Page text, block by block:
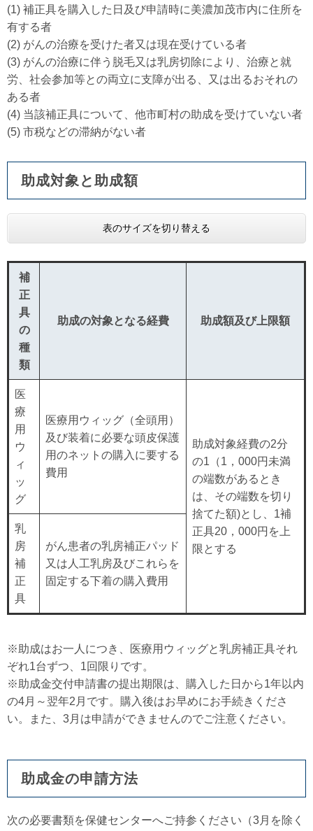
(1) 補正具を購入した日及び申請時に美濃加茂市内に住所を
有する者
(2) がんの治療を受けた者又は現在受けている者
(3) がんの治療に伴う脱毛又は乳房切除により、治療と就
労、社会参加等との両立に支障が出る、又は出るおそれの
ある者
(4) 当該補正具について、他市町村の助成を受けていない者
(5) 市税などの滞納がない者
助成対象と助成額
表のサイズを切り替える
補
正
具
の
種
類
助成の対象となる経費 助成額及び上限額
医
療
用
ウ
ィ
ッ
グ
医療用ウィッグ（全頭用）
及び装着に必要な頭皮保護
用のネットの購入に要する
費用
助成対象経費の2分
の1（1，000円未満
の端数があるとき
は、その端数を切り
捨てた額)とし、1補
正具20，000円を上
限とする
乳
房
補
正
具
がん患者の乳房補正パッド
又は人工乳房及びこれらを
固定する下着の購入費用
※助成はお一人につき、医療用ウィッグと乳房補正具それ
ぞれ1台ずつ、1回限りです。
※助成金交付申請書の提出期限は、購入した日から1年以内
の4月～翌年2月です。購入後はお早めにお手続きくださ
い。また、3月は申請ができませんのでご注意ください。
助成金の申請方法
次の必要書類を保健センターへご持参ください（3月を除く